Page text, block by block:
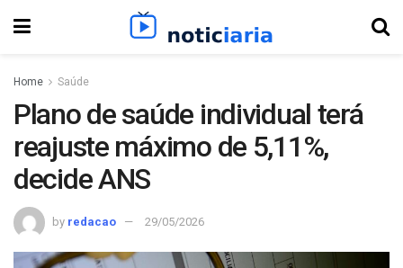
Home Saúde
Plano de saúde individual terá
reajuste máximo de 5,11%,
decide ANS
by redacao 29/05/2026